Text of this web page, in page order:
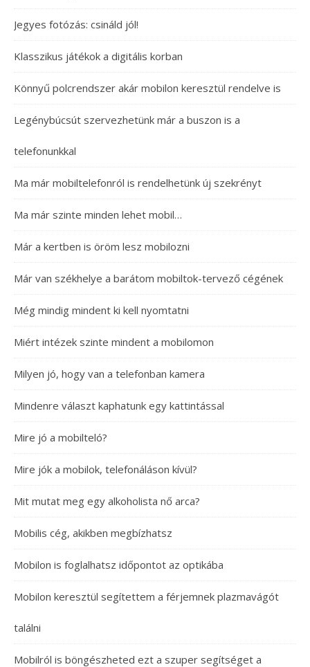
Jegyes fotózás: csináld jól!
Klasszikus játékok a digitális korban
Könnyű polcrendszer akár mobilon keresztül rendelve is
Legénybúcsút szervezhetünk már a buszon is a
telefonunkkal
Ma már mobiltelefonról is rendelhetünk új szekrényt
Ma már szinte minden lehet mobil…
Már a kertben is öröm lesz mobilozni
Már van székhelye a barátom mobiltok-tervező cégének
Még mindig mindent ki kell nyomtatni
Miért intézek szinte mindent a mobilomon
Milyen jó, hogy van a telefonban kamera
Mindenre választ kaphatunk egy kattintással
Mire jó a mobilteló?
Mire jók a mobilok, telefonáláson kívül?
Mit mutat meg egy alkoholista nő arca?
Mobilis cég, akikben megbízhatsz
Mobilon is foglalhatsz időpontot az optikába
Mobilon keresztül segítettem a férjemnek plazmavágót
találni
Mobilról is böngészheted ezt a szuper segítséget a